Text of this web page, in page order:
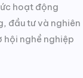
hoạt động
đầu tư và nghiên
hội nghề nghiệp